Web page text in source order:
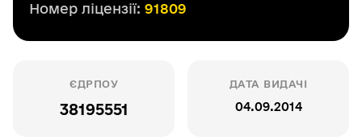
Номер ліцензії: 91809
ЄДРПОУ
38195551
ДАТА ВИДАЧІ
04.09.2014